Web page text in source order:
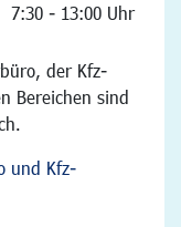
7:30 - 13:00 Uhr
der Kfz-
Bereichen sind
und Kfz-